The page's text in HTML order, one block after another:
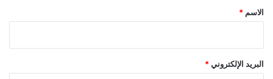
*
الاسم *
البريد الإلكتروني*